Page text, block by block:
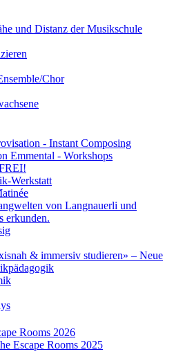
und Distanz der Musikschule
Chor
- Instant Composing
Emmental - Workshops
Werkstatt
von Langnauerli und
erkunden.
& immersiv studieren» – Neue
Rooms 2026
Escape Rooms 2025